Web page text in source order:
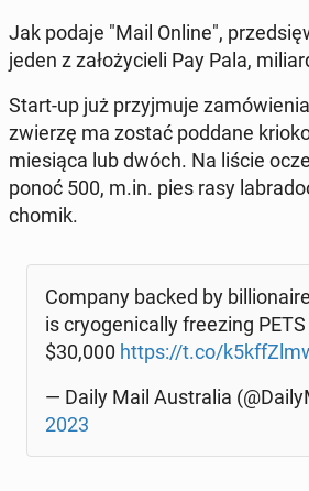
Jak podaje "Mail Online",
jeden z za­ło­ży­cie­li Pay Pala,
Start-up już przyj­mu­je
zwierzę ma zostać poddane
mie­sią­ca lub dwóch. Na liście
ponoć 500, m.in. pies rasy
chomik.
Company backed by
is cry­oge­ni­cal­ly fre­ezing
$30,000 https://t.co/
— Daily Mail Au­stra­lia
2023